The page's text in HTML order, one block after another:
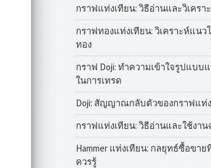
กราฟแท่งเทียน: วิธีอ่านและวิเครา
กราฟทองแท่งเทียน: วิเคราะห์แนว
ทอง
กราฟ Doji: ทำความเข้าใจรูปแบบ
ในการเทรด
Doji: สัญญาณกลับตัวของกราฟแท่
กราฟแท่งเทียน: วิธีอ่านและใช้งา
Hammer แท่งเทียน: กลยุทธ์ซื้อขา
ควรรู้